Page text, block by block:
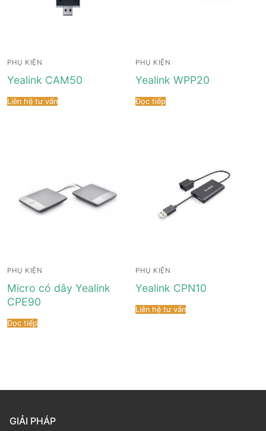
PHỤ KIỆN
Yealink CAM50
Liên hệ tư vấn
PHỤ KIỆN
Yealink WPP20
Đọc tiếp
PHỤ KIỆN
Micro có dây Yealink
CPE90
Đọc tiếp
PHỤ KIỆN
Yealink CPN10
Liên hệ tư vấn
GIẢI PHÁP